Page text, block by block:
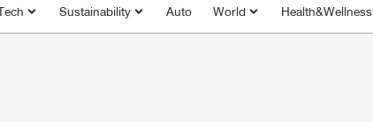
Sustainability Auto World Health&Wellness